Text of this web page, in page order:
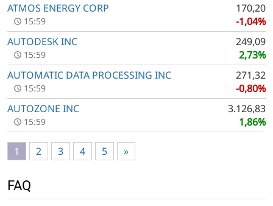
ATMOS ENERGY CORP
170,20
-1,04%
15:59
AUTODESK INC
249,09
2,73%
15:59
AUTOMATIC DATA PROCESSING INC
271,32
-0,80%
15:59
AUTOZONE INC
3.126,83
1,86%
15:59
1 2 3 4 5 »
FAQ